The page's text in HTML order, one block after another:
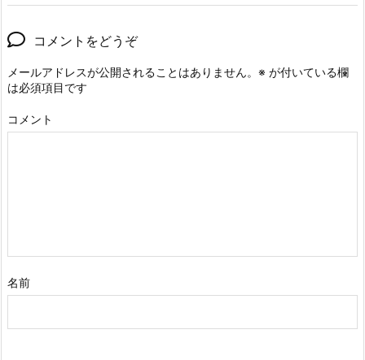
コメントをどうぞ
メールアドレスが公開されることはありません。 ※ が付いている欄
は必須項目です
コメント
名前